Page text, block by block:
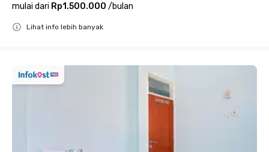
mulai dari Rp1.500.000 /bulan
Lihat info lebih banyak